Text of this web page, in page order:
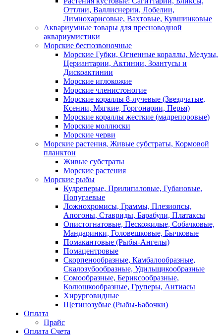
Оттлии, Валлиснерии, Лобелии,
Лимнохарисовые, Вахтовые, Кувшинковые
Аквариумные товары для пресноводной
аквариумистики
Морские беспозвоночные
Морские Губки, Огненные кораллы, Медузы,
Цериантарии, Актинии, Зоантусы и
Дискоактинии
Морские иглокожие
Морские членистоногие
Морские кораллы 8-лучевые (Звездчатые,
Ксении, Мягкие, Горгонарии, Перья)
Морские кораллы жесткие (мадрепоровые)
Морские моллюски
Морские черви
Морские растения, Живые субстраты, Кормовой
планктон
Живые субстраты
Морские растения
Морские рыбы
Кудреперые, Прилипаловые, Губановые,
Попугаевые
Ложнохромисы, Граммы, Плезиопсы,
Апогоны, Ставриды, Барабули, Платаксы
Опистогнатовые, Пескожилые, Собачковые,
Мандаринки, Головешковые, Бычковые
Помакантовые (Рыбы-Ангелы)
Помацентровые
Скорпенообразные, Камбалообразные,
Скалозубообразные, Удильщикообразные
Сомообразные, Бериксообразные,
Колюшкообразные, Груперы, Антиасы
Хирурговидные
Щетинозубые (Рыбы-Бабочки)
Оплата
Прайс
Оплата Счета